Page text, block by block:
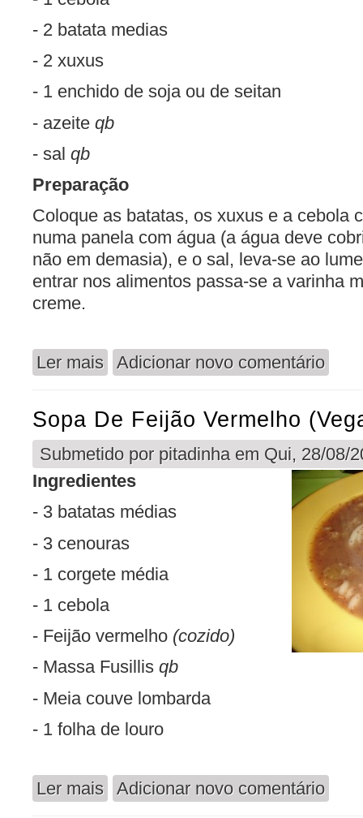
- 2 batata medias
- 2 xuxus
- 1 enchido de soja ou de seitan
- azeite qb
- sal qb
Preparação
Coloque as batatas, os xuxus e a cebola
numa panela com água (a água deve
não em demasia), e o sal, leva-se ao
entrar nos alimentos passa-se a varinha
creme.
Ler mais acerca de Caldo Verde (vegan)
Adicionar novo comentário
Sopa De Feijão Vermelho
Submetido por pitadinhaem Qui, 28/08/
Ingredientes
- 3 batatas médias
- 3 cenouras
- 1 corgete média
- 1 cebola
- Feijão vermelho (cozido)
- Massa Fusillis qb
- Meia couve lombarda
- 1 folha de louro
Ler mais acerca de Sopa de Feijão Vermelho (vegan)
Adicionar novo comentário